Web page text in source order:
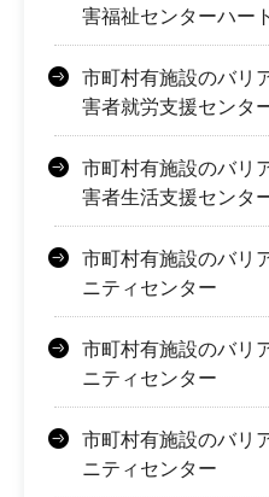
害福祉センターハー
市町村有施設のバ
害者就労支援センタ
市町村有施設のバ
害者生活支援センタ
市町村有施設のバリ
ニティセンター
市町村有施設のバリ
ニティセンター
市町村有施設のバリ
ニティセンター